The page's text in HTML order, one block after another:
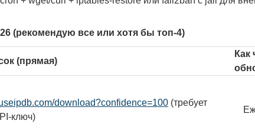
(рекомендую все или хотя бы топ-4)
(прямая)
Как
download?confidence=100 (требует
ключ)